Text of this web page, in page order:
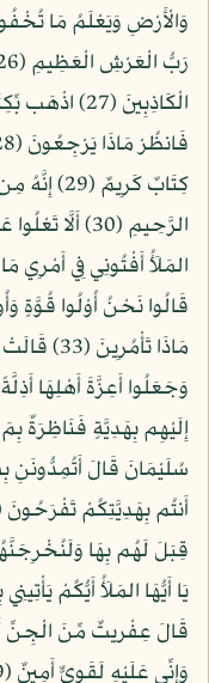
الْكَاذِبِينَ
كِتَابٌ
قَالُوا نَحْنُ أُوْلُوا قُوَّةٍ
مَاذَا
سُلَيْمَانَ قَالَ أَتُمِدُّونَنِ
قَالَ عِفْريتٌ مِّنَ الْجِنِّ